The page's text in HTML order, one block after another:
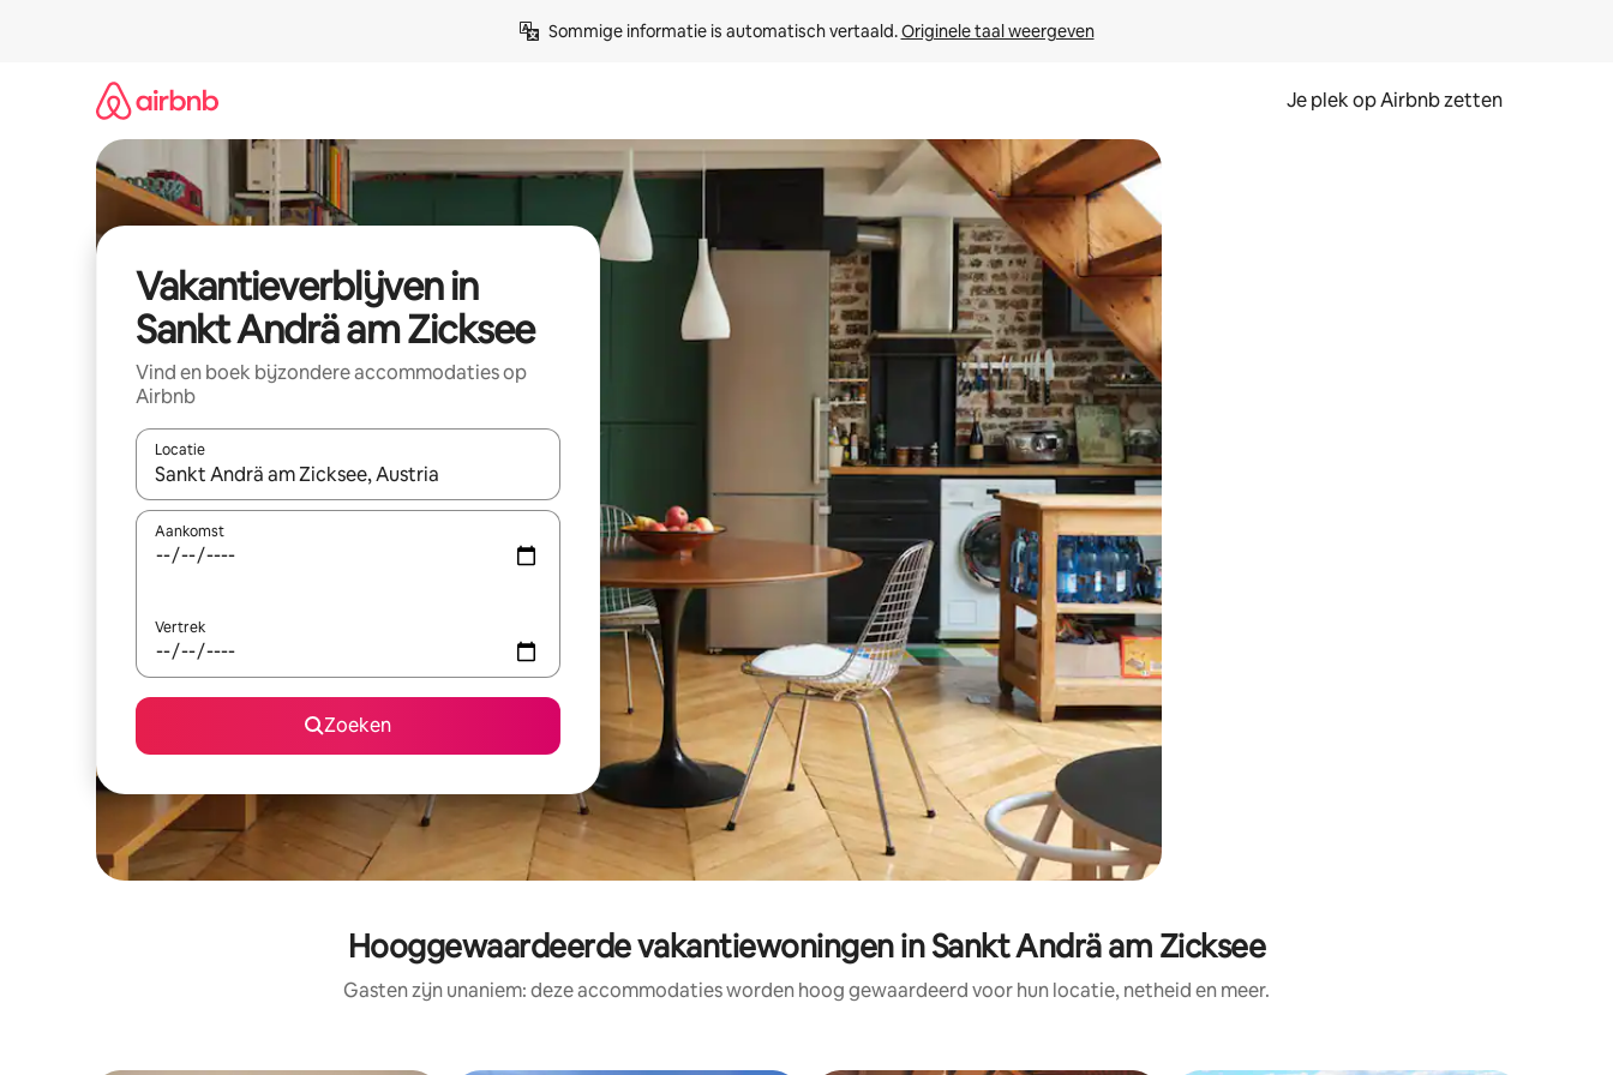
Sommige informatie is automatisch vertaald. Originele taal weergeven
Je plek op Airbnb zetten
Vakantieverblijven in
Sankt Andrä am Zicksee
Vind en boek bijzondere accommodaties op
Airbnb
Locatie
Wanneer er resultaten beschikbaar zijn, maak je een keuze met je de pijltjestoetsen omhoog en omlaag, óf door te tikken of swipen.
Aankomst
Vertrek
Zoeken
Hooggewaardeerde vakantiewoningen in Sankt Andrä am Zicksee
Gasten zijn unaniem: deze accommodaties worden hoog gewaardeerd voor hun locatie, netheid en meer.